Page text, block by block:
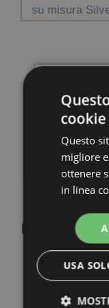
Condividi
piattaforma!
Facebook
Post
cookie
Questo
migliore
ottenere
in linea
nostri e
“Accetta
USA